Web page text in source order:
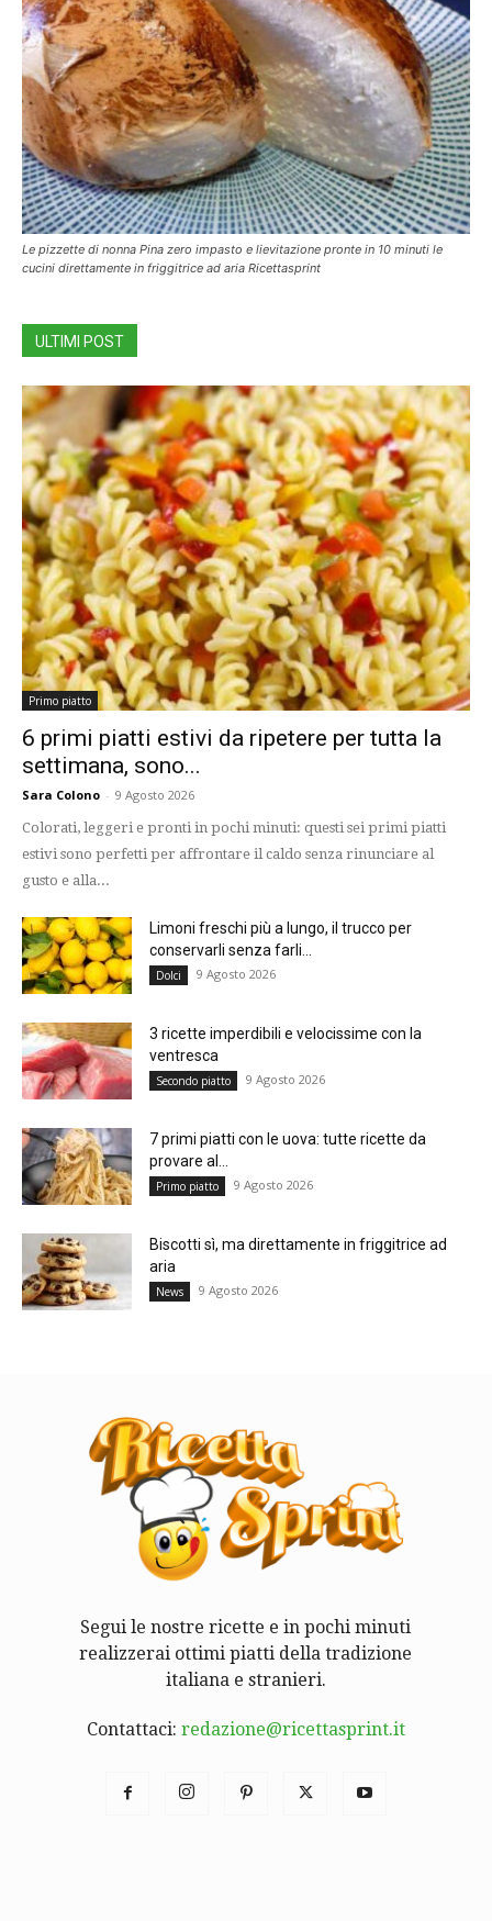
Le pizzette di nonna Pina zero impasto e lievitazione pronte in 10 minuti le
cucini direttamente in friggitrice ad aria Ricettasprint
ULTIMI POST
Primo piatto
6 primi piatti estivi da ripetere per tutta la
settimana, sono...
Sara Colono - 9 Agosto 2026
Colorati, leggeri e pronti in pochi minuti: questi sei primi piatti
estivi sono perfetti per affrontare il caldo senza rinunciare al
gusto e alla...
Limoni freschi più a lungo, il trucco per
conservarli senza farli...
Dolci 9 Agosto 2026
3 ricette imperdibili e velocissime con la
ventresca
Secondo piatto 9 Agosto 2026
7 primi piatti con le uova: tutte ricette da
provare al...
Primo piatto 9 Agosto 2026
Biscotti sì, ma direttamente in friggitrice ad
aria
News 9 Agosto 2026
Segui le nostre ricette e in pochi minuti
realizzerai ottimi piatti della tradizione
italiana e stranieri.
Contattaci: redazione@ricettasprint.it